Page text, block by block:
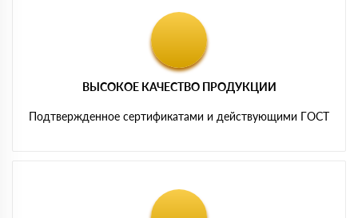
ВЫСОКОЕ КАЧЕСТВО ПРОДУКЦИИ
Подтвержденное сертификатами и действующими ГОСТ